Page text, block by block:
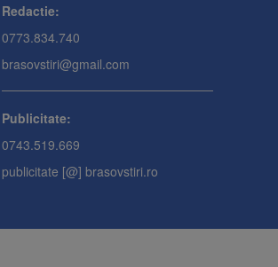
Redactie:
0773.834.740
brasovstiri@gmail.com
Publicitate:
0743.519.669
publicitate [@] brasovstiri.ro